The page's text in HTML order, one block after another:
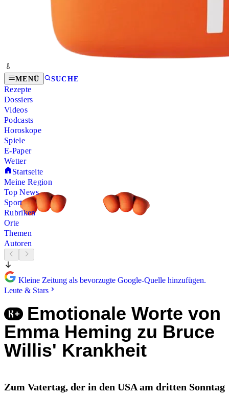
MENÜ SUCHE
Rezepte
Dossiers
Videos
Podcasts
Horoskope
Spiele
E-Paper
Wetter
Startseite
Meine Region
Top News
Sport
Rubriken
Orte
Themen
Autoren
Kleine Zeitung als bevorzugte Google-Quelle hinzufügen.
Leute & Stars
Emotionale Worte von
Emma Heming zu Bruce
Willis' Krankheit
Zum Vatertag, der in den USA am dritten Sonntag